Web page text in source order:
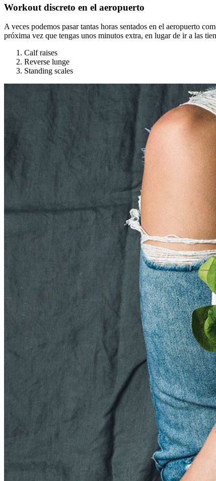
Workout discreto en el aeropuerto
A veces podemos pasar tantas horas sentados en el aeropuerto
próxima vez que tengas unos minutos extra, en lugar de ir a las
Calf raises
Reverse lunge
Standing scales